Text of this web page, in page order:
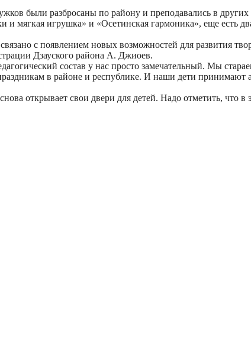
были разбросаны по району и преподавались в
мягкая игрушка» и «Осетинская гармоника», еще есть
с появлением новых возможностей для развития
Дзауского района А. Джиоев.
состав у нас просто замечательный. Мы
в районе и республике. И наши дети принимают
открывает свои двери для детей. Надо отметить,